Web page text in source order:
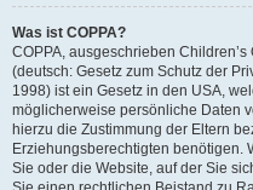
Was ist COPPA?
COPPA, ausgeschrieben
(deutsch: Gesetz zum Schutz der
1998) ist ein Gesetz in den USA,
möglicherweise persönliche Daten
hierzu die Zustimmung der Eltern
Erziehungsberechtigten benötigen.
Sie oder die Website, auf der Sie